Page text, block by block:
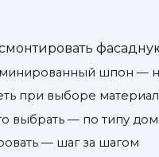
шпон —
при выборе
выбрать — по типу
— шаг за шагом